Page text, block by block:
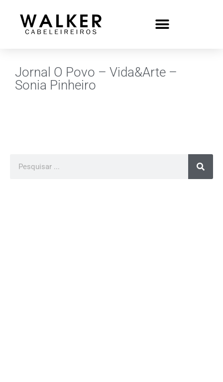
Jornal O Povo – Vida&Arte –
Sonia Pinheiro